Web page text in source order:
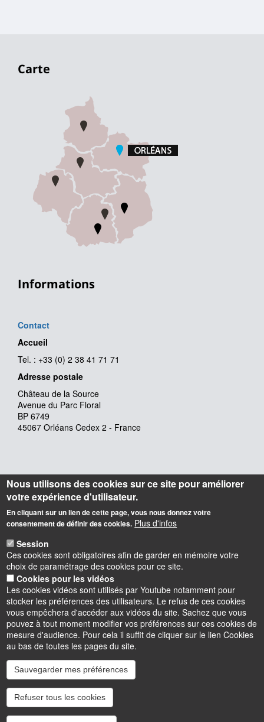
Carte
Informations
Contact
Accueil
Tel. : +33 (0) 2 38 41 71 71
Adresse postale
Château de la Source
Avenue du Parc Floral
BP 6749
45067 Orléans Cedex 2 - France
InstagramLinkedInYoutube
Accessibilité : partiellement conforme
Cookies
Intranet
Nous utilisons des cookies sur ce site pour améliorer
votre expérience d'utilisateur.
En cliquant sur un lien de cette page, vous nous donnez votre
consentement de définir des cookies. Plus d'infos
Session
Ces cookies sont obligatoires afin de garder en mémoire votre
choix de paramétrage des cookies pour ce site.
Cookies pour les vidéos
Les cookies vidéos sont utilisés par Youtube notamment pour
stocker les préférences des utilisateurs. Le refus de ces cookies
vous empêchera d'accéder aux vidéos du site. Sachez que vous
pouvez à tout moment modifier vos préférences sur ces cookies de
mesure d'audience. Pour cela il suffit de cliquer sur le lien Cookies
au bas de toutes les pages du site.
Sauvegarder mes préférences
Refuser tous les cookies